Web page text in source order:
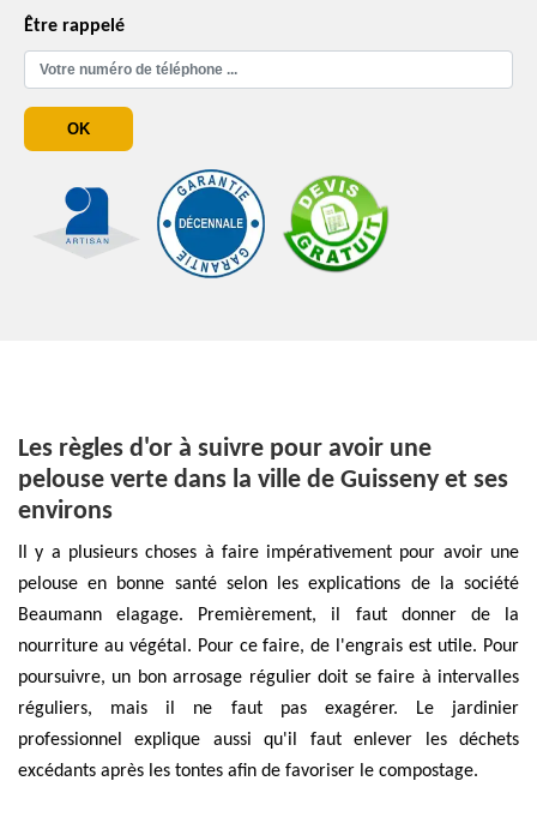
Être rappelé
Les règles d'or à suivre pour avoir une
pelouse verte dans la ville de Guisseny et ses
environs
Il y a plusieurs choses à faire impérativement pour avoir une
pelouse en bonne santé selon les explications de la société
Beaumann elagage. Premièrement, il faut donner de la
nourriture au végétal. Pour ce faire, de l'engrais est utile. Pour
poursuivre, un bon arrosage régulier doit se faire à intervalles
réguliers, mais il ne faut pas exagérer. Le jardinier
professionnel explique aussi qu'il faut enlever les déchets
excédants après les tontes afin de favoriser le compostage.